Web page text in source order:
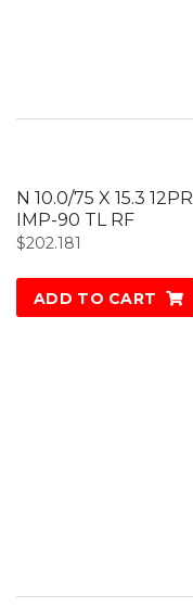
N 10.0/75 X 15.3
IMP-90 TL RF
$202.181
ADD TO CART